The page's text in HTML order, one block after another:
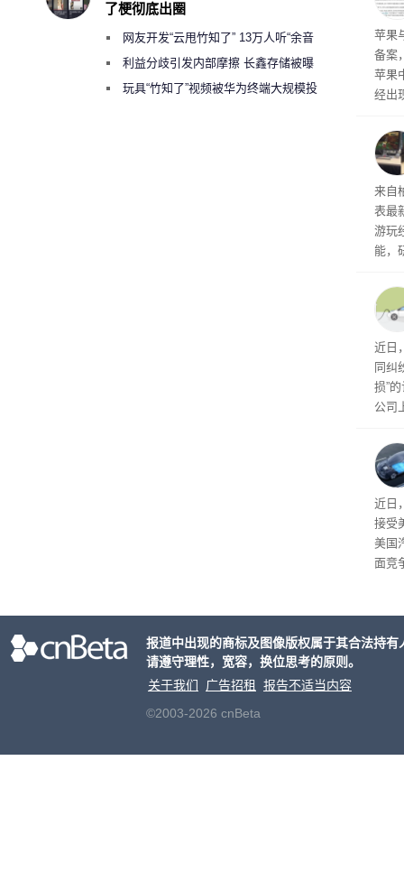
保
了
苹果
备案
苹果
经出
内
来自
表最
游玩
能，
训练
近日
同纠
损”
公司
事
给
近日
接受
美国
面竞
了梗彻底出圈
网友开发“云甩竹知了” 13万人听“余音
绕梁”利益分歧引发内部摩擦 长鑫存储被曝
曾将华为驻场工程师驱逐出研发基地
玩具“竹知了”视频被华为终端大规模投
报道中出现的商标及图像版权属于其合法持
请遵守理性，宽容，换位思考的原则。
关于我们
广告招租
报告不适当内容
©2003-2026 cnBeta